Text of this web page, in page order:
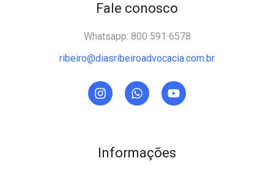
Informações
Fale conosco
Whatsapp: 800 591 6578
ribeiro@diasribeiroadvocacia.com.br